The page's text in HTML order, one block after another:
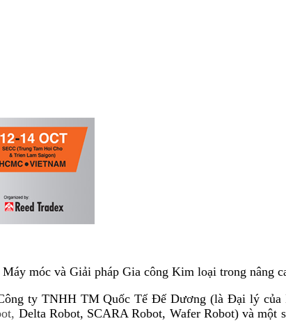
móc và Giải pháp Gia công Kim loại trong nâng
ty TNHH TM Quốc Tế Đế Dương (là Đại lý của
Delta Robot, SCARA Robot, Wafer Robot) và một